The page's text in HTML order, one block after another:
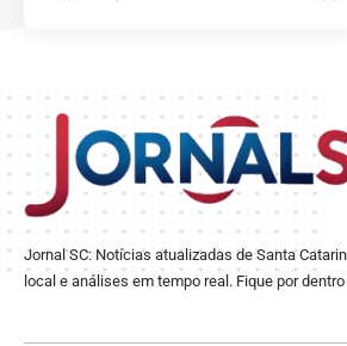
Jornal SC: Notícias atualizadas de Santa
local e análises em tempo real. Fique por